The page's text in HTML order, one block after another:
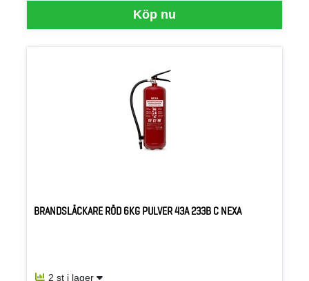
Köp nu
BRANDSLÄCKARE RÖD 6KG PULVER 43A 233B C NEXA
2 st i lager